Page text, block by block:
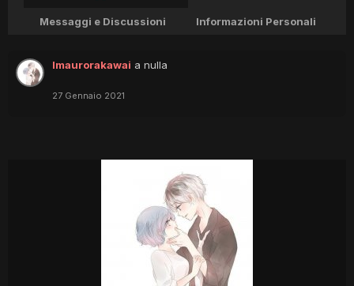
Messaggi e Discussioni Informazioni Personali
Imaurorakawai a nulla
27 Gennaio 2021